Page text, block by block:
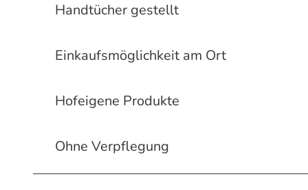
Handtücher gestellt
Einkaufsmöglichkeit am Ort
Hofeigene Produkte
Ohne Verpflegung